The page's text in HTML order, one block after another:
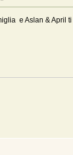
e Aslan & April